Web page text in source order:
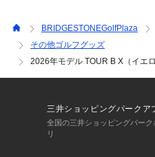
BRIDGESTONEGolfPlaza
その他ゴルフグッズ
2026年モデル TOUR B X（イエ
三井ショッピングパークア
全国の三井ショッピングパー
リ